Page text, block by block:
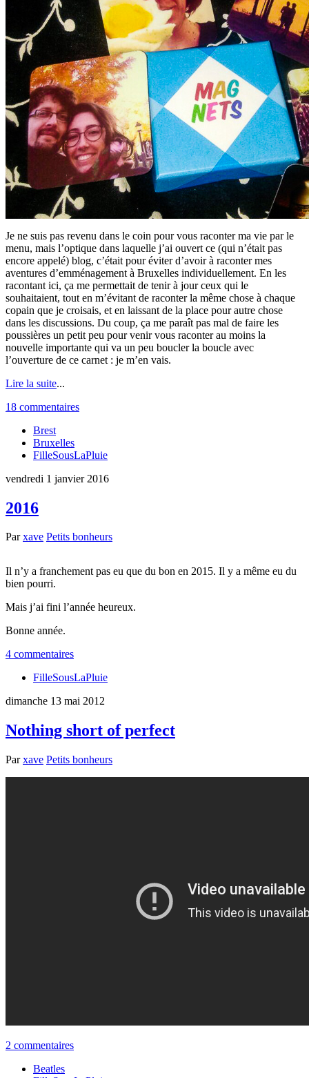
Je ne suis pas revenu dans le coin pour vous raconter ma vie par le
menu, mais l’optique dans laquelle j’ai ouvert ce (qui n’était pas
encore appelé) blog, c’était pour éviter d’avoir à raconter mes
aventures d’emménagement à Bruxelles individuellement. En les
racontant ici, ça me permettait de tenir à jour ceux qui le
souhaitaient, tout en m’évitant de raconter la même chose à chaque
copain que je croisais, et en laissant de la place pour autre chose
dans les discussions. Du coup, ça me paraît pas mal de faire les
poussières un petit peu pour venir vous raconter au moins la
nouvelle importante qui va un peu boucler la boucle avec
l’ouverture de ce carnet : je m’en vais.
Lire la suite...
18 commentaires
Brest
Bruxelles
FilleSousLaPluie
vendredi 1 janvier 2016
2016
Parxave Petits bonheurs
Il n’y a franchement pas eu que du bon en 2015. Il y a même eu du
bien pourri.
Mais j’ai fini l’année heureux.
Bonne année.
4 commentaires
FilleSousLaPluie
dimanche 13 mai 2012
Nothing short of perfect
Parxave Petits bonheurs
2 commentaires
Beatles